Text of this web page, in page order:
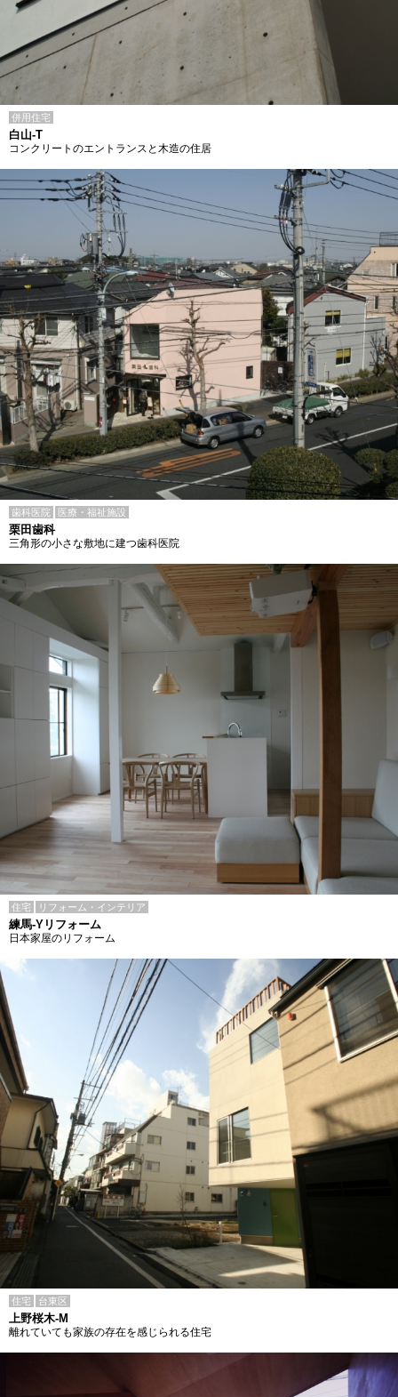
併用住宅
白山-T
コンクリートのエントランスと木造の住居
歯科医院 医療・福祉施設
栗田歯科
三角形の小さな敷地に建つ歯科医院
住宅 リフォーム・インテリア
練馬-Yリフォーム
日本家屋のリフォーム
住宅 台東区
上野桜木-M
離れていても家族の存在を感じられる住宅